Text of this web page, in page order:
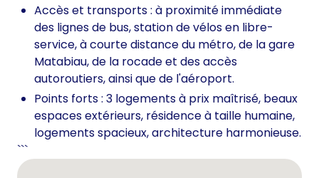
Accès et transports : à proximité immédiate
des lignes de bus, station de vélos en libre-
service, à courte distance du métro, de la gare
Matabiau, de la rocade et des accès
autoroutiers, ainsi que de l'aéroport.
Points forts : 3 logements à prix maîtrisé, beaux
espaces extérieurs, résidence à taille humaine,
logements spacieux, architecture harmonieuse.
```